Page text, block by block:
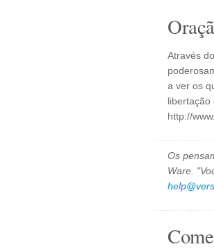
Através
a ver os
libertação
http://
Os
Ware.